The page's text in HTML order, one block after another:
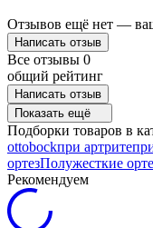
Отзывов ещё нет —
Написать отзыв
Все отзывы 0
общий рейтинг
Написать отзыв
Показать ещё
Подборки товаров в
ottobockпри артрите
ортезПолужесткие
Рекомендуем